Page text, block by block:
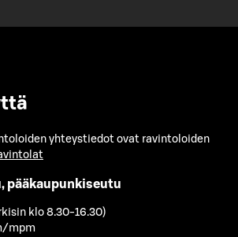
yhteystiedot ovat ravintoloiden
pääkaupunkiseutu
klo 8.30-16.30)
mpm